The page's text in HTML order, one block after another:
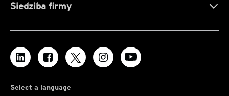
Siedziba firmy
Select a language